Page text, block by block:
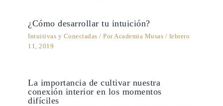
¿Cómo desarrollar tu intuición?
Intuitivas y Conectadas / Por Academia Musas / febrero
11, 2019
La importancia de cultivar nuestra
conexión interior en los momentos
difíciles